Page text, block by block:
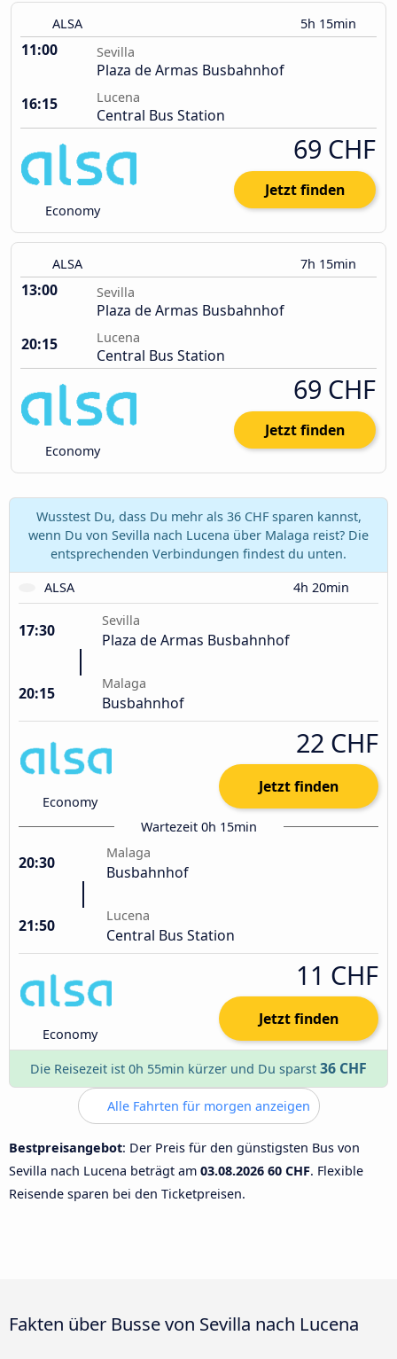
ALSA 5h 15min
11:00 Sevilla
Plaza de Armas Busbahnhof
16:15
Lucena
Central Bus Station
Economy
69 CHF
Jetzt finden
ALSA 7h 15min
13:00 Sevilla
Plaza de Armas Busbahnhof
20:15
Lucena
Central Bus Station
Economy
69 CHF
Jetzt finden
Wusstest Du, dass Du mehr als 36 CHF sparen kannst,
wenn Du von Sevilla nach Lucena über Malaga reist? Die
entsprechenden Verbindungen findest du unten.
ALSA
4h 20min
17:30
Sevilla
Plaza de Armas Busbahnhof
20:15
Malaga
Busbahnhof
Economy
22 CHF
Jetzt finden
Wartezeit 0h 15min
20:30
Malaga
Busbahnhof
21:50
Lucena
Central Bus Station
Economy
11 CHF
Jetzt finden
Die Reisezeit ist 0h 55min kürzer und Du sparst 36 CHF
Alle Fahrten für morgen anzeigen
Bestpreisangebot: Der Preis für den günstigsten Bus von
Sevilla nach Lucena beträgt am 03.08.2026 60 CHF. Flexible
Reisende sparen bei den Ticketpreisen.
Fakten über Busse von Sevilla nach Lucena